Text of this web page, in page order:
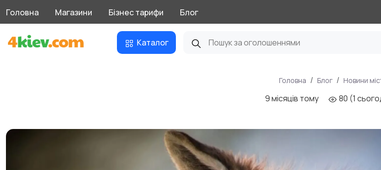
Головна Магазини Бізнес тарифи Блог
Каталог
Головна Блог Новини
9 місяців тому 80 (1